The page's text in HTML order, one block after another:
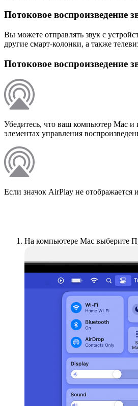
Потоковое воспроизведение
Вы можете отправлять звук с
другие смарт-колонки, а также
Потоковое воспроизведение
Убедитесь, что ваш компьютер Mac
элементах управления
Если значок AirPlay не отображается
На компьютере Mac выберите